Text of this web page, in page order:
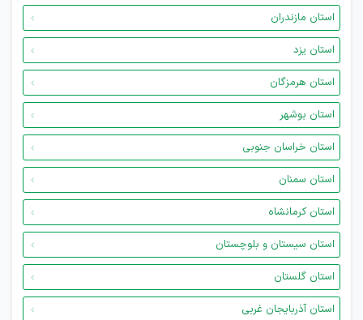
استان مازندران
استان یزد
استان هرمزگان
استان بوشهر
استان خراسان جنوبی
استان سمنان
استان کرمانشاه
استان سیستان و بلوچستان
استان گلستان
استان آذربایجان غربی